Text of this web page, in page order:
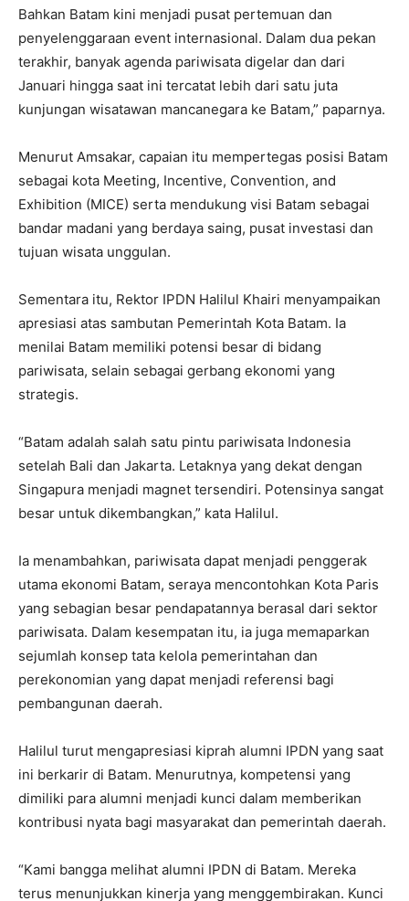
Bahkan Batam kini menjadi pusat pertemuan dan
penyelenggaraan event internasional. Dalam dua pekan
terakhir, banyak agenda pariwisata digelar dan dari
Januari hingga saat ini tercatat lebih dari satu juta
kunjungan wisatawan mancanegara ke Batam,” paparnya.
Menurut Amsakar, capaian itu mempertegas posisi Batam
sebagai kota Meeting, Incentive, Convention, and
Exhibition (MICE) serta mendukung visi Batam sebagai
bandar madani yang berdaya saing, pusat investasi dan
tujuan wisata unggulan.
Sementara itu, Rektor IPDN Halilul Khairi menyampaikan
apresiasi atas sambutan Pemerintah Kota Batam. Ia
menilai Batam memiliki potensi besar di bidang
pariwisata, selain sebagai gerbang ekonomi yang
strategis.
“Batam adalah salah satu pintu pariwisata Indonesia
setelah Bali dan Jakarta. Letaknya yang dekat dengan
Singapura menjadi magnet tersendiri. Potensinya sangat
besar untuk dikembangkan,” kata Halilul.
Ia menambahkan, pariwisata dapat menjadi penggerak
utama ekonomi Batam, seraya mencontohkan Kota Paris
yang sebagian besar pendapatannya berasal dari sektor
pariwisata. Dalam kesempatan itu, ia juga memaparkan
sejumlah konsep tata kelola pemerintahan dan
perekonomian yang dapat menjadi referensi bagi
pembangunan daerah.
Halilul turut mengapresiasi kiprah alumni IPDN yang saat
ini berkarir di Batam. Menurutnya, kompetensi yang
dimiliki para alumni menjadi kunci dalam memberikan
kontribusi nyata bagi masyarakat dan pemerintah daerah.
“Kami bangga melihat alumni IPDN di Batam. Mereka
terus menunjukkan kinerja yang menggembirakan. Kunci